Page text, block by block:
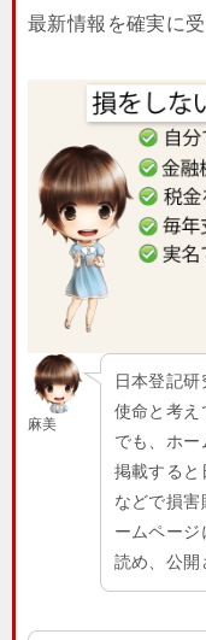
最新情報を確実に
麻美
日本登記
使命と考え
でも、ホ
掲載すると
などで損
ームペー
読め、公開